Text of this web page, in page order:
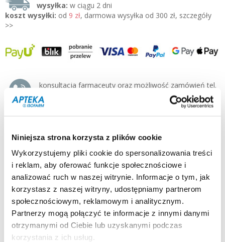
Niniejsza strona korzysta z plików cookie
Wykorzystujemy pliki cookie do spersonalizowania treści
i reklam, aby oferować funkcje społecznościowe i
analizować ruch w naszej witrynie. Informacje o tym, jak
korzystasz z naszej witryny, udostępniamy partnerom
społecznościowym, reklamowym i analitycznym.
Partnerzy mogą połączyć te informacje z innymi danymi
otrzymanymi od Ciebie lub uzyskanymi podczas
korzystania z ich usług.
wysyłka: w ciągu 2 dni
koszt wysyłki: od 9 zł, darmowa wysyłka od 300 zł, szczegóły
>>
konsultacja farmaceuty oraz możliwość zamówień tel.
producent / dystrybutor: PILEJE »
postać: kapsułki
dla kogo: dorośli
Opis:
Lactichoc suplement diety pomaga wzmocnić równowagę
mikroflory jelit.
Działanie i zastosowanie:
Lactichocrekomendowany do stosowania:
w terapii nieswoistego zapalenia jelit
po antybotykoterapii trwającej dłużej niż 4 tyg.